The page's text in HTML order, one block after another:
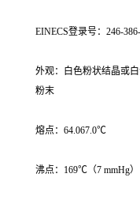
EINECS登录号：246-
外观：白色粉状结晶或
粉末
熔点：64.067.0℃
沸点：169℃（7 mmHg）